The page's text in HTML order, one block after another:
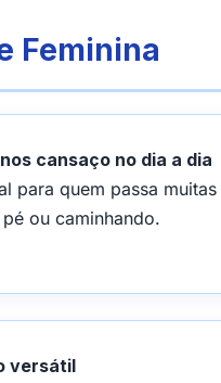
Feminina
cansaço no dia a dia
para quem passa
ou caminhando.
versátil